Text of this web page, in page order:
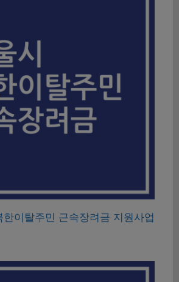
이탈주민 근속장려금 지원사업